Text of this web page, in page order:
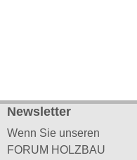
Newsletter
Wenn Sie unseren
FORUM HOLZBAU